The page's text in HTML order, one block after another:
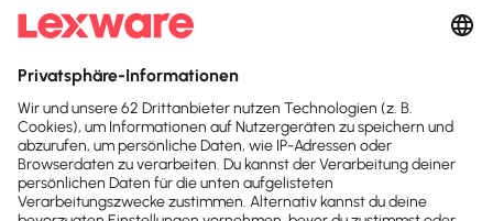
und denAGBzu.
Sofort50%